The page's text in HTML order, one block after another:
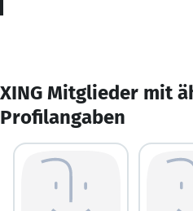
XING Mitglieder mit
Profilangaben